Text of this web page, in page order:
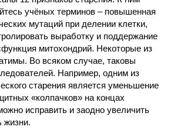
учёных терминов – повышенная
мутаций при делении клетки,
выработку и поддержание
митохондрий. Некоторые из
Во всяком случае, таковы
Например, одним из
старения является уменьшение
«колпачков» на концах
исправить и заодно увеличить
жизни.